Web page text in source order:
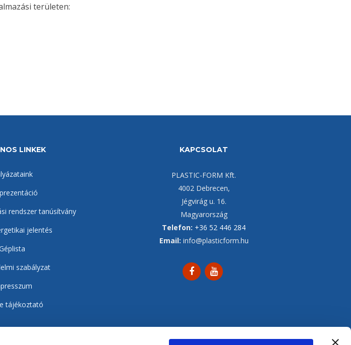
területen:
LINKEK
rendszer tanúsítvány
jelentés
szabályzat
tájékoztató
KAPCSOLAT
PLASTIC-FORM Kft.
4002 Debrecen,
Jégvirág u. 16.
Magyarország
Telefon: +36 52 446 284
Email: info@plasticform.hu